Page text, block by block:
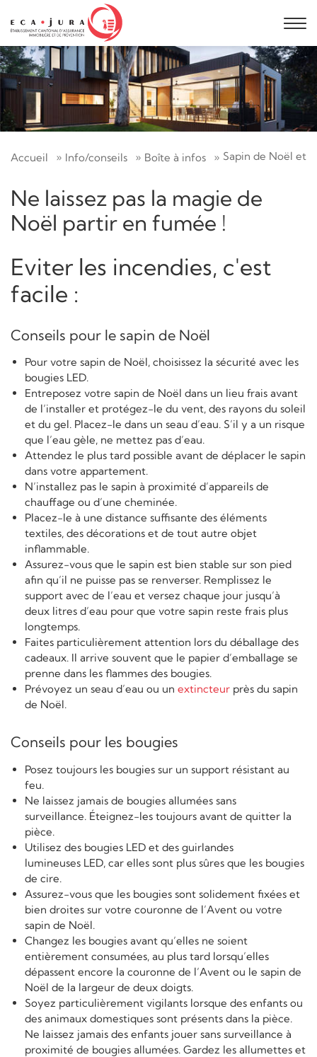
Accueil Info/conseils Boîte à infos Sapin de Noël et
Ne laissez pas la magie de
Noël partir en fumée !
Eviter les incendies, c'est
facile :
Conseils pour le sapin de Noël
Pour votre sapin de Noël, choisissez la sécurité avec les
bougies LED.
Entreposez votre sapin de Noël dans un lieu frais avant
de l’installer et protégez-le du vent, des rayons du soleil
et du gel. Placez-le dans un seau d’eau. S’il y a un risque
que l’eau gèle, ne mettez pas d’eau.
Attendez le plus tard possible avant de déplacer le sapin
dans votre appartement.
N’installez pas le sapin à proximité d’appareils de
chauffage ou d’une cheminée.
Placez-le à une distance suffisante des éléments
textiles, des décorations et de tout autre objet
inflammable.
Assurez-vous que le sapin est bien stable sur son pied
afin qu’il ne puisse pas se renverser. Remplissez le
support avec de l’eau et versez chaque jour jusqu’à
deux litres d’eau pour que votre sapin reste frais plus
longtemps.
Faites particulièrement attention lors du déballage des
cadeaux. Il arrive souvent que le papier d’emballage se
prenne dans les flammes des bougies.
Prévoyez un seau d’eau ou un extincteur près du sapin
de Noël.
Conseils pour les bougies
Posez toujours les bougies sur un support résistant au
feu.
Ne laissez jamais de bougies allumées sans
surveillance. Éteignez-les toujours avant de quitter la
pièce.
Utilisez des bougies LED et des guirlandes
lumineuses LED, car elles sont plus sûres que les bougies
de cire.
Assurez-vous que les bougies sont solidement fixées et
bien droites sur votre couronne de l’Avent ou votre
sapin de Noël.
Changez les bougies avant qu’elles ne soient
entièrement consumées, au plus tard lorsqu’elles
dépassent encore la couronne de l’Avent ou le sapin de
Noël de la largeur de deux doigts.
Soyez particulièrement vigilants lorsque des enfants ou
des animaux domestiques sont présents dans la pièce.
Ne laissez jamais des enfants jouer sans surveillance à
proximité de bougies allumées. Gardez les allumettes et